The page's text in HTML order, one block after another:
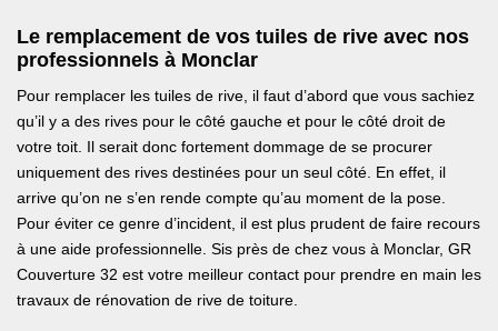
Le remplacement de vos tuiles de rive avec nos
professionnels à Monclar
Pour remplacer les tuiles de rive, il faut d’abord que vous sachiez
qu’il y a des rives pour le côté gauche et pour le côté droit de
votre toit. Il serait donc fortement dommage de se procurer
uniquement des rives destinées pour un seul côté. En effet, il
arrive qu’on ne s’en rende compte qu’au moment de la pose.
Pour éviter ce genre d’incident, il est plus prudent de faire recours
à une aide professionnelle. Sis près de chez vous à Monclar, GR
Couverture 32 est votre meilleur contact pour prendre en main les
travaux de rénovation de rive de toiture.